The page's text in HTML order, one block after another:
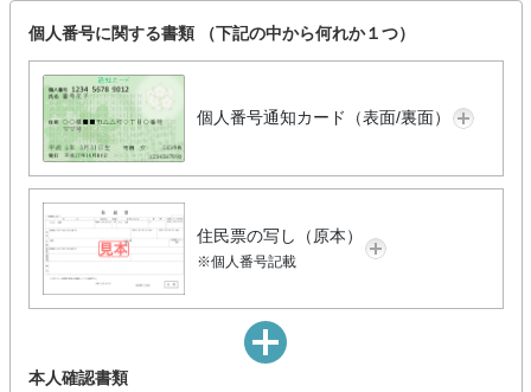
個人番号に関する書類 （下記の中から何れか１つ）
個人番号通知カード（表面/裏面）
住民票の写し（原本）
※個人番号記載
本人確認書類